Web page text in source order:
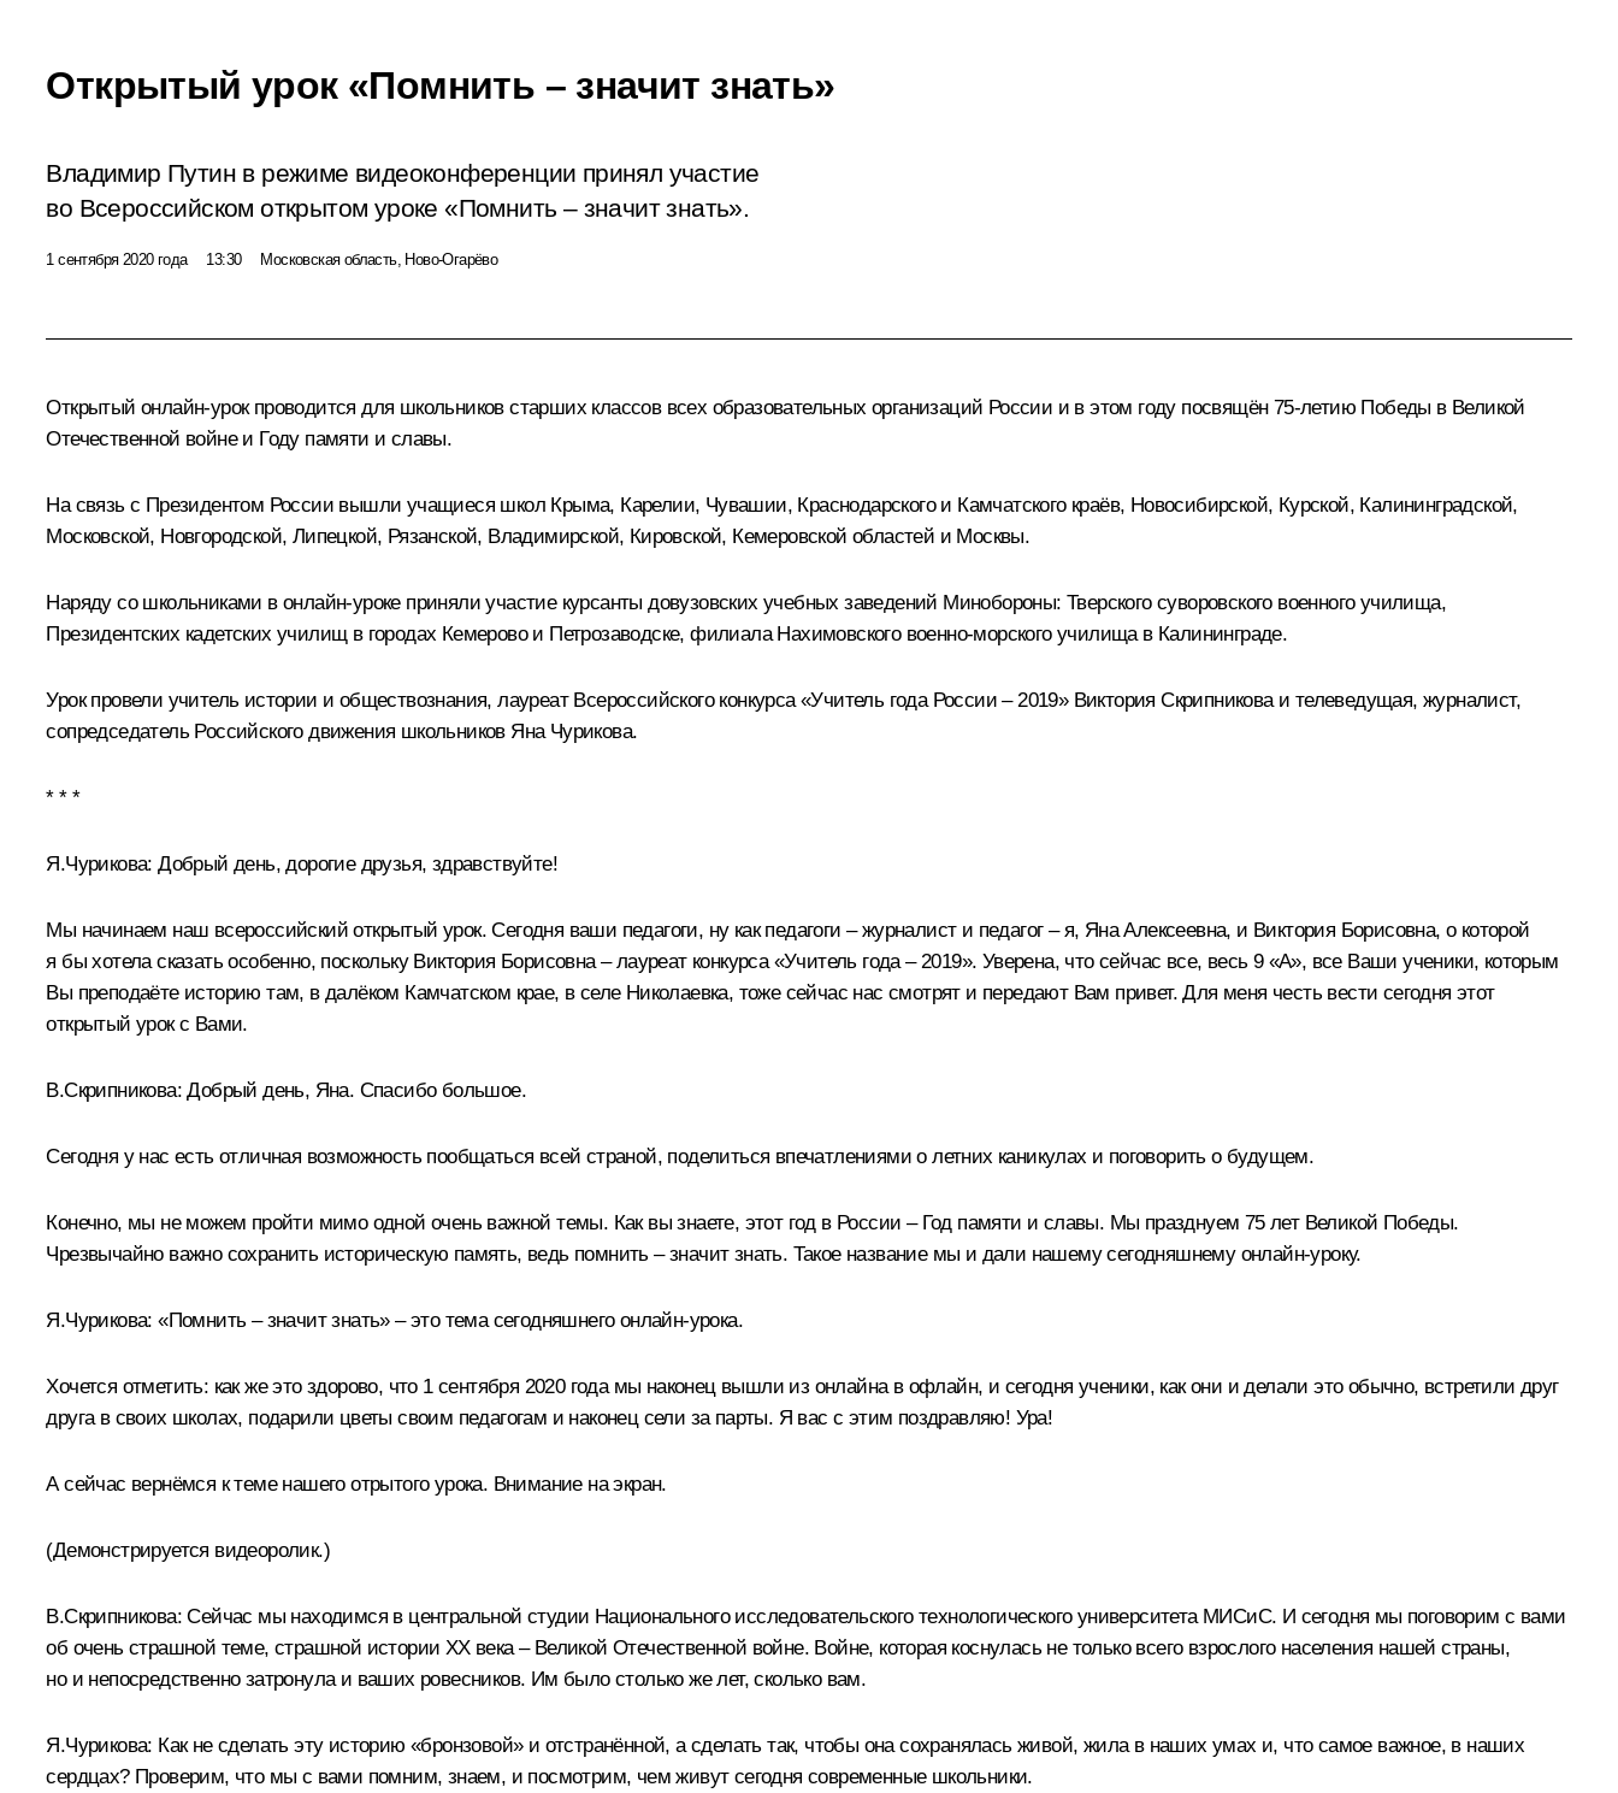
Открытый урок «Помнить – значит знать»
Владимир Путин в режиме видеоконференции принял участие
во Всероссийском открытом уроке «Помнить – значит знать».
1 сентября 2020 года 13:30 Московская область, Ново-Огарёво
Открытый онлайн-урок проводится для школьников старших классов всех образовательных организаций России и в этом году посвящён 75-летию Победы в Великой
Отечественной войне и Году памяти и славы.
На связь с Президентом России вышли учащиеся школ Крыма, Карелии, Чувашии, Краснодарского и Камчатского краёв, Новосибирской, Курской, Калининградской,
Московской, Новгородской, Липецкой, Рязанской, Владимирской, Кировской, Кемеровской областей и Москвы.
Наряду со школьниками в онлайн-уроке приняли участие курсанты довузовских учебных заведений Минобороны: Тверского суворовского военного училища,
Президентских кадетских училищ в городах Кемерово и Петрозаводске, филиала Нахимовского военно-морского училища в Калининграде.
Урок провели учитель истории и обществознания, лауреат Всероссийского конкурса «Учитель года России – 2019» Виктория Скрипникова и телеведущая, журналист,
сопредседатель Российского движения школьников Яна Чурикова.
* * *
Я.Чурикова: Добрый день, дорогие друзья, здравствуйте!
Мы начинаем наш всероссийский открытый урок. Сегодня ваши педагоги, ну как педагоги – журналист и педагог – я, Яна Алексеевна, и Виктория Борисовна, о которой
я бы хотела сказать особенно, поскольку Виктория Борисовна – лауреат конкурса «Учитель года – 2019». Уверена, что сейчас все, весь 9 «А», все Ваши ученики, которым
Вы преподаёте историю там, в далёком Камчатском крае, в селе Николаевка, тоже сейчас нас смотрят и передают Вам привет. Для меня честь вести сегодня этот
открытый урок с Вами.
В.Скрипникова: Добрый день, Яна. Спасибо большое.
Сегодня у нас есть отличная возможность пообщаться всей страной, поделиться впечатлениями о летних каникулах и поговорить о будущем.
Конечно, мы не можем пройти мимо одной очень важной темы. Как вы знаете, этот год в России – Год памяти и славы. Мы празднуем 75 лет Великой Победы.
Чрезвычайно важно сохранить историческую память, ведь помнить – значит знать. Такое название мы и дали нашему сегодняшнему онлайн-уроку.
Я.Чурикова:«Помнить – значит знать» – это тема сегодняшнего онлайн-урока.
Хочется отметить: как же это здорово, что 1 сентября 2020 года мы наконец вышли из онлайна в офлайн, и сегодня ученики, как они и делали это обычно, встретили друг
друга в своих школах, подарили цветы своим педагогам и наконец сели за парты. Я вас с этим поздравляю! Ура!
А сейчас вернёмся к теме нашего отрытого урока. Внимание на экран.
(Демонстрируется видеоролик.)
В.Скрипникова: Сейчас мы находимся в центральной студии Национального исследовательского технологического университета МИСиС. И сегодня мы поговорим с вами
об очень страшной теме, страшной истории XX века – Великой Отечественной войне. Войне, которая коснулась не только всего взрослого населения нашей страны,
но и непосредственно затронула и ваших ровесников. Им было столько же лет, сколько вам.
Я.Чурикова: Как не сделать эту историю «бронзовой» и отстранённой, а сделать так, чтобы она сохранялась живой, жила в наших умах и, что самое важное, в наших
сердцах? Проверим, что мы с вами помним, знаем, и посмотрим, чем живут сегодня современные школьники.